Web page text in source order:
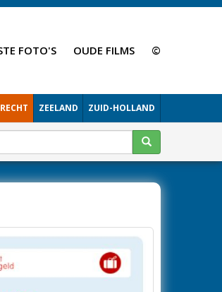
FOTO'S OUDE FILMS ©
ZEELAND ZUID-HOLLAND